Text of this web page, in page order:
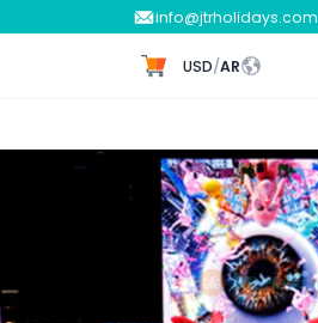
info@jtrholidays.com
AR
/
USD